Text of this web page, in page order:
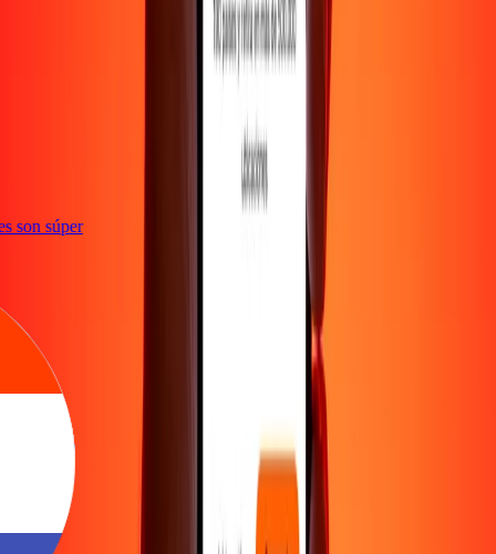
son súper